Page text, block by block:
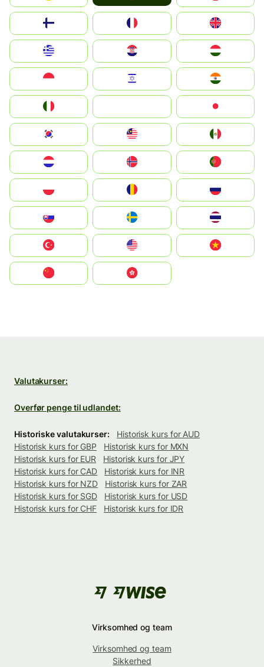
United Kingdom
Magyarország
South Korea
United States
中國香港特別行政區
Valutakurser:
Overfør penge til udlandet:
Historiske valutakurser:
Historisk kurs for AUD
Historisk kurs for GBP
Historisk kurs for MXN
Historisk kurs for EUR
Historisk kurs for JPY
Historisk kurs for CAD
Historisk kurs for INR
Historisk kurs for NZD
Historisk kurs for ZAR
Historisk kurs for SGD
Historisk kurs for USD
Historisk kurs for CHF
Historisk kurs for IDR
Virksomhed og team
Virksomhed og team
Sikkerhed